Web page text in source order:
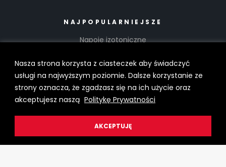
Nasza strona korzysta z ciasteczek aby świadczyć
usługi na najwyższym poziomie. Dalsze korzystanie ze
strony oznacza, że zgadzasz się na ich użycie oraz
akceptujesz naszą Politykę Prywatności
AKCEPTUJĘ
NAJPOPULARNIEJSZE
Napoje izotoniczne
Żele energtyczne
Odżywki regeneracyjne
Suplementy diety
SUBSKRYBCJA
Sklep
Moje konto Szukaj